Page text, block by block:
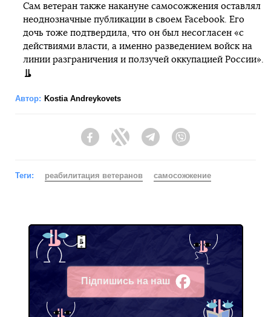
Сам ветеран также накануне самосожжения оставлял
неоднозначные публикации в своем Facebook. Его
дочь тоже подтвердила, что он был несогласен «с
действиями власти, а именно разведением войск на
линии разграничения и ползучей оккупацией России».
Автор: Kostia Andreykovets
FacebookTwitter Telegram
Теги: реабилитация ветеранов самосожжение
Підпишись на наш
Facebook